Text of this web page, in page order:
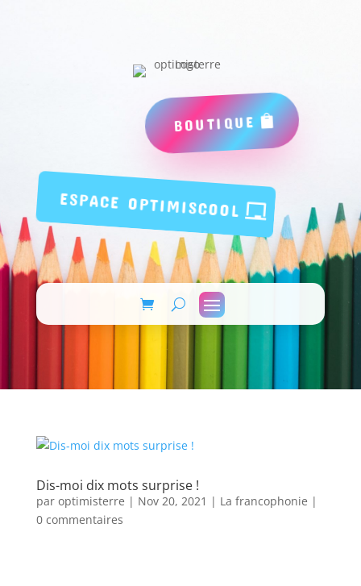
BOUTIQUE
ESPACE OPTIMISCOOL
Dis-moi dix mots surprise !
par optimisterre | Nov 20, 2021 | La francophonie |
0 commentaires